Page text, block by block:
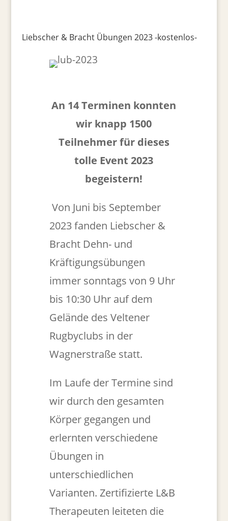
Liebscher & Bracht Übungen 2023 -kostenlos-
An 14 Terminen konnten
wir knapp 1500
Teilnehmer für dieses
tolle Event 2023
begeistern!
Von Juni bis September
2023 fanden Liebscher &
Bracht Dehn- und
Kräftigungsübungen
immer sonntags von 9 Uhr
bis 10:30 Uhr auf dem
Gelände des Veltener
Rugbyclubs in der
Wagnerstraße statt.
Im Laufe der Termine sind
wir durch den gesamten
Körper gegangen und
erlernten verschiedene
Übungen in
unterschiedlichen
Varianten. Zertifizierte L&B
Therapeuten leiteten die